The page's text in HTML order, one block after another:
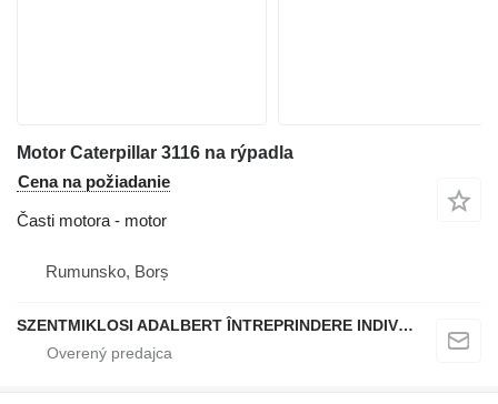
Motor Caterpillar 3116 na rýpadla
Cena na požiadanie
Časti motora - motor
Rumunsko, Borș
SZENTMIKLOSI ADALBERT ÎNTREPRINDERE INDIVIDUALĂ